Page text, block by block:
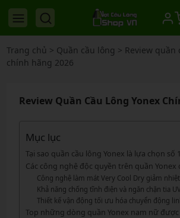
Trang chủ > Quần cầu lông > Review quần
chính hãng 2026
Review Quần Cầu Lông Yonex
Mục lục
Tại sao quần cầu lông Yonex là lựa chọn số
Các công nghệ độc quyền trên quần Yonex
Công nghệ làm mát Very Cool Dry giảm
Khả năng chống tĩnh điện và ngăn chặn tia
Thiết kế vận động tối ưu hóa chuyển động
Top những dòng quần Yonex nam nữ